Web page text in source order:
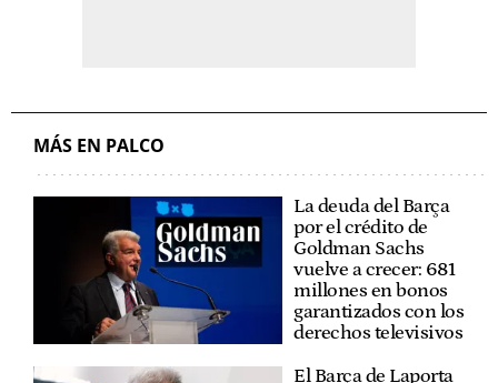
MÁS EN PALCO
La deuda del Barça
por el crédito de
Goldman Sachs
vuelve a crecer: 681
millones en bonos
garantizados con los
derechos televisivos
El Barça de Laporta